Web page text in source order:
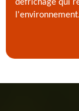
défrichage qui
l'environnement.